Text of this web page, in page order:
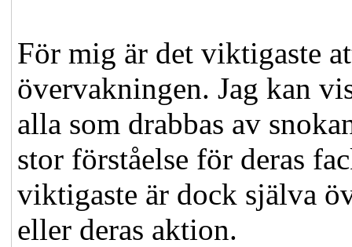
För mig är det viktigaste
övervakningen. Jag kan
alla som drabbas av
stor förståelse för deras
viktigaste är dock själva
eller deras aktion.